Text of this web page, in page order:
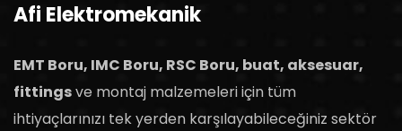
Afi Elektromekanik
EMT Boru, IMC Boru, RSC Boru, buat, aksesuar,
fittingsve montaj malzemeleri için tüm
ihtiyaçlarınızı tek yerden karşılayabileceğiniz sektör